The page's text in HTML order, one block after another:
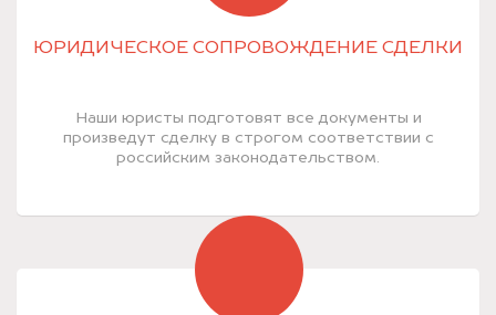
ЮРИДИЧЕСКОЕ СОПРОВОЖДЕНИЕ СДЕЛКИ
Наши юристы подготовят все документы и
произведут сделку в строгом соответствии с
российским законодательством.